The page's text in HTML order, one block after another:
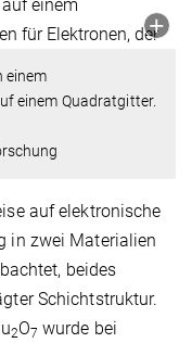
einem
einem Quadratgitter.
auf elektronische
in zwei Materialien
beides
Schichtstruktur.
2O7 wurde bei